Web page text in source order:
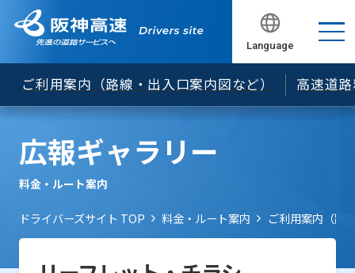
Language
ご利用案内（路線・出入口案内図など） 高速道
閉じる
閉じる
閉じる
でのＥＴＣ無線通行について
ＥＴＣ車載器の車載器管理番号の確認方法について
セキュリティ規格の変更について
「ETCカード未挿入お知らせアンテナ」のご案内
ています
松原JCT等におけるNEXCO料金の案内等について
旧スプリアス規格に基づいて製造されたETC車載器
閉じる
閉じる
広報ギャラリー
料金・ルート案内
ドライバーズサイト TOP 料金・ルート案内 ご利用案内（路